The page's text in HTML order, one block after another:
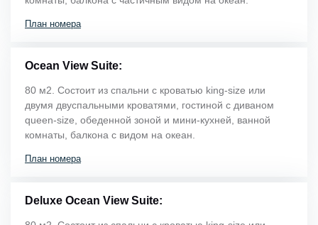
План номера
Ocean View Suite:
80 м2. Состоит из спальни с кроватью king-size или
двумя двуспальными кроватями, гостиной с диваном
queen-size, обеденной зоной и мини-кухней, ванной
комнаты, балкона с видом на океан.
План номера
Deluxe Ocean View Suite: